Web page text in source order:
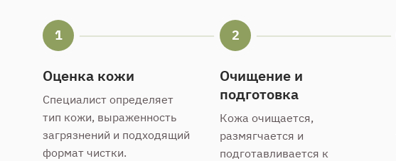
1
Оценка кожи
Специалист определяет
тип кожи, выраженность
загрязнений и подходящий
формат чистки.
2
Очищение и
подготовка
Кожа очищается,
размягчается и
подготавливается к